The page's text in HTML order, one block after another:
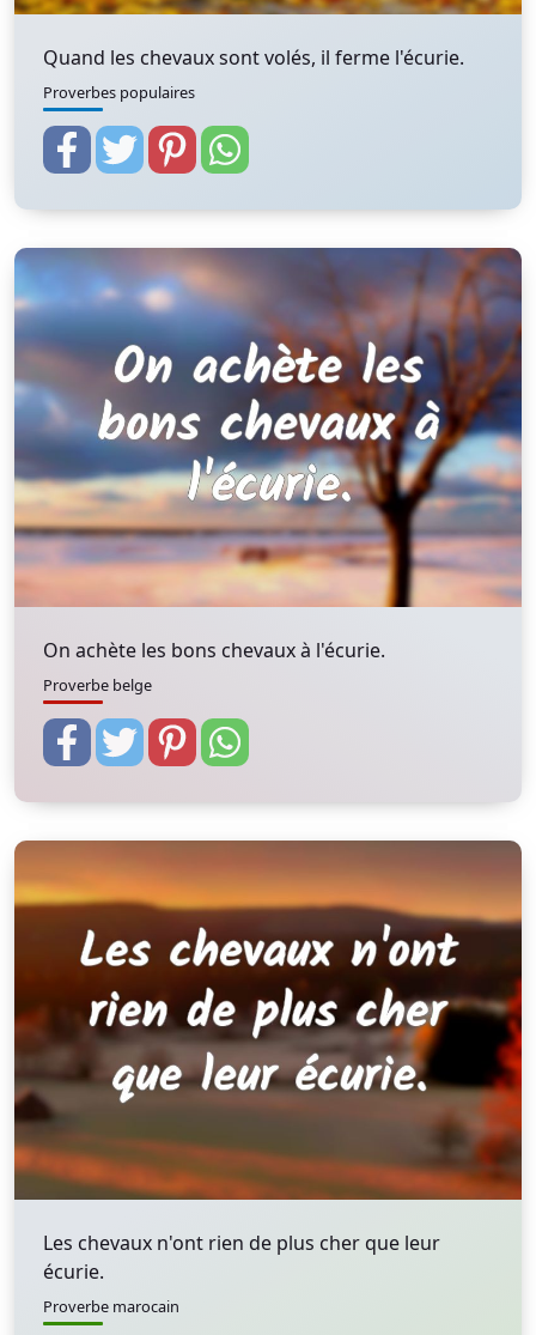
Quand les chevaux sont volés, il ferme l'écurie.
Proverbes populaires
On achète les bons chevaux à l'écurie.
Proverbe belge
Les chevaux n'ont rien de plus cher que leur
écurie.
Proverbe marocain